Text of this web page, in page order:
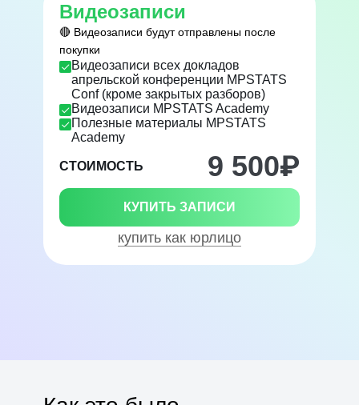
Видеозаписи
🔴 Видеозаписи будут отправлены после
покупки
Видеозаписи всех докладов
апрельской конференции MPSTATS
Conf (кроме закрытых разборов)
Видеозаписи MPSTATS Academy
Полезные материалы MPSTATS
Academy
СТОИМОСТЬ 9 500₽
КУПИТЬ ЗАПИСИ
купить как юрлицо